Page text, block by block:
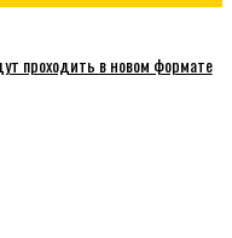
проходить в новом формате